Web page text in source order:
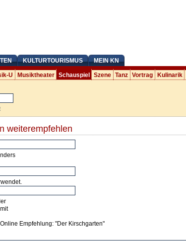
KULTURTOURISMUS MEIN KN
U Musiktheater Schauspiel Szene Tanz Vortrag Kulinarik
weiterempfehlen
Empfehlung: "Der Kirschgarten"